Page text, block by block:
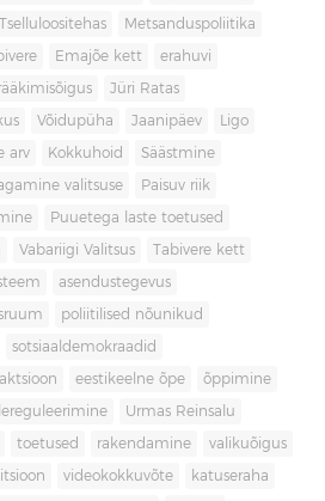
Tselluloositehas Metsanduspoliitika
Emajõe kett erahuvi
Jüri Ratas
Võidupüha Jaanipäev Ligo
arv Kokkuhoid Säästmine
valitsuse Paisuv riik
Puuetega laste toetused
Vabariigi Valitsus Tabivere kett
asendustegevus
poliitilised nõunikud
sotsiaaldemokraadid
eestikeelne õpe õppimine
Urmas Reinsalu
toetused rakendamine valikuõigus
videokokkuvõte katuseraha